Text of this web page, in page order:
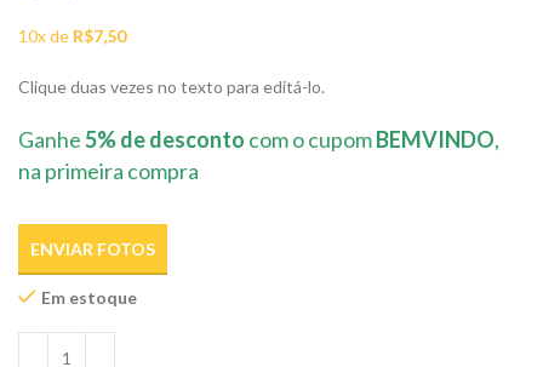
10x de R$7,50
Clique duas vezes no texto para editá-lo.
Ganhe5% de desconto com o cupomBEMVINDO,
na primeira compra
ENVIAR FOTOS
Em estoque